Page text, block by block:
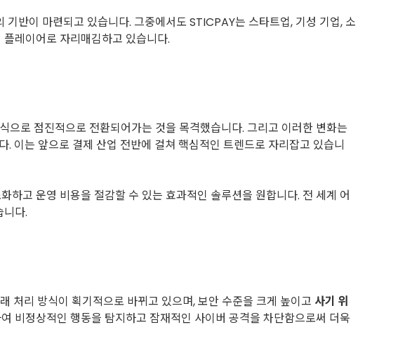
기반이 마련되고 있습니다. 그중에서도 STICPAY는 스타트업, 기성 기업, 소
레이어로 자리매김하고 있습니다.
로 점진적으로 전환되어가는 것을 목격했습니다. 그리고 이러한 변화는
이는 앞으로 결제 산업 전반에 걸쳐 핵심적인 트렌드로 자리잡고 있습니
하고 운영 비용을 절감할 수 있는 효과적인 솔루션을 원합니다. 전 세계 어
다.
처리 방식이 획기적으로 바뀌고 있으며, 보안 수준을 크게 높이고 사기 위
비정상적인 행동을 탐지하고 잠재적인 사이버 공격을 차단함으로써 더욱